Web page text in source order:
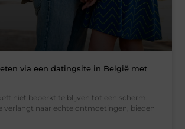
via een datingsite in België met
niet beperkt te blijven tot een scherm.
verlangt naar echte ontmoetingen, bieden